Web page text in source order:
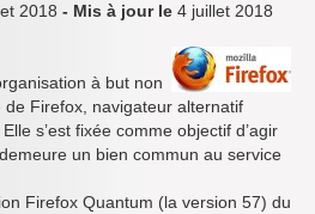
2018 - Mis à jour le 4 juillet 2018
à but non
de Firefox, navigateur alternatif
s’est fixée comme objectif d’agir
un bien commun au service
Firefox Quantum (la version 57) du